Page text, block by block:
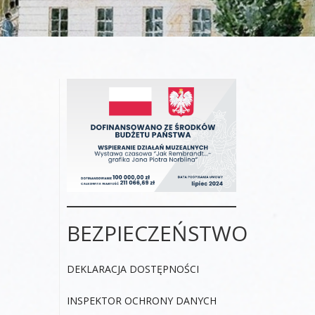
BEZPIECZEŃSTWO
DEKLARACJA DOSTĘPNOŚCI
INSPEKTOR OCHRONY DANYCH